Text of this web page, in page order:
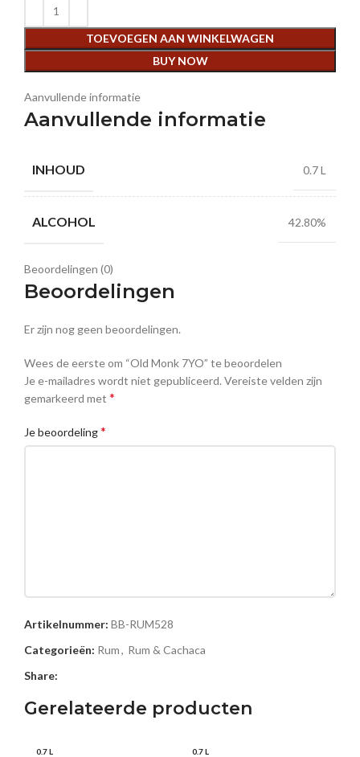
TOEVOEGEN AAN WINKELWAGEN
BUY NOW
Aanvullende informatie
Aanvullende informatie
INHOUD 0.7 L
ALCOHOL 42.80%
Beoordelingen (0)
Beoordelingen
Er zijn nog geen beoordelingen.
Wees de eerste om “Old Monk 7YO” te beoordelen
Je e-mailadres wordt niet gepubliceerd.Vereiste velden zijn
gemarkeerd met *
Je beoordeling*
Naam
Artikelnummer: BB-RUM528
Categorieën: Rum, Rum & Cachaca
Share:
Gerelateerde producten
0.7 L 0.7 L